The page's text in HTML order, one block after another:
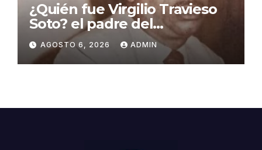
¿Quién fue Virgilio Travieso
Soto? el padre del
baloncesto dominicano
AGOSTO 6, 2026 ADMIN